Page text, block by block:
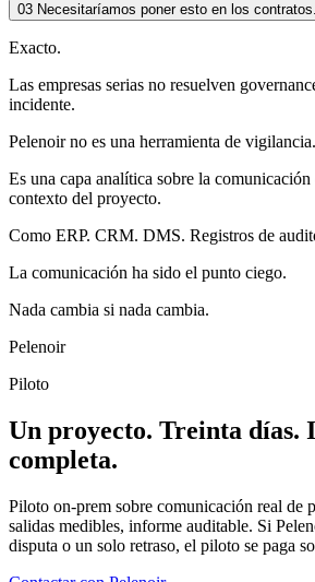
03 Necesitaríamos poner esto en los contratos.
Exacto.
Las empresas serias no resuelven
incidente.
Pelenoir no es una herramienta de vigilancia.
Es una capa analítica sobre la comunicación
contexto del proyecto.
Como ERP. CRM. DMS. Registros de
La comunicación ha sido el punto ciego.
Nada cambia si nada cambia.
Pelenoir
Piloto
Un proyecto. Treinta días.
completa.
Piloto on-prem sobre comunicación real de
salidas medibles, informe auditable. Si
disputa o un solo retraso, el piloto se paga